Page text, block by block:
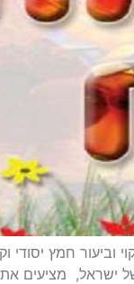
וביעור חמץ יסודי
ישראל, מציעים